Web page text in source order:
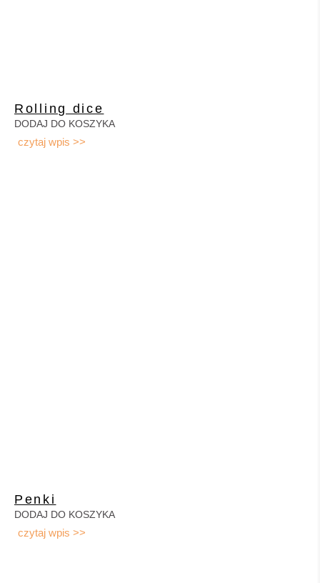
Rolling dice
DODAJ DO KOSZYKA
czytaj wpis >>
Penki
DODAJ DO KOSZYKA
czytaj wpis >>